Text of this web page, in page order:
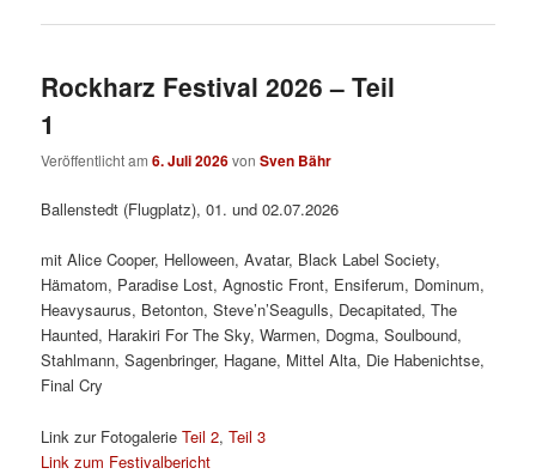
Rockharz Festival 2026 – Teil
1
Veröffentlicht am6. Juli 2026vonSven Bähr
Ballenstedt (Flugplatz), 01. und 02.07.2026
mit Alice Cooper, Helloween, Avatar, Black Label Society,
Hämatom, Paradise Lost, Agnostic Front, Ensiferum, Dominum,
Heavysaurus, Betonton, Steve’n’Seagulls, Decapitated, The
Haunted, Harakiri For The Sky, Warmen, Dogma, Soulbound,
Stahlmann, Sagenbringer, Hagane, Mittel Alta, Die Habenichtse,
Final Cry
Link zur FotogalerieTeil 2,Teil 3
Link zum Festivalbericht